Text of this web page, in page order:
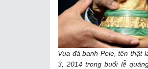
Vua đá banh Pele, tên thật
3, 2014 trong buổi lễ